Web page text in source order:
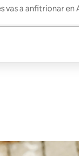
vas a anfitrionar en